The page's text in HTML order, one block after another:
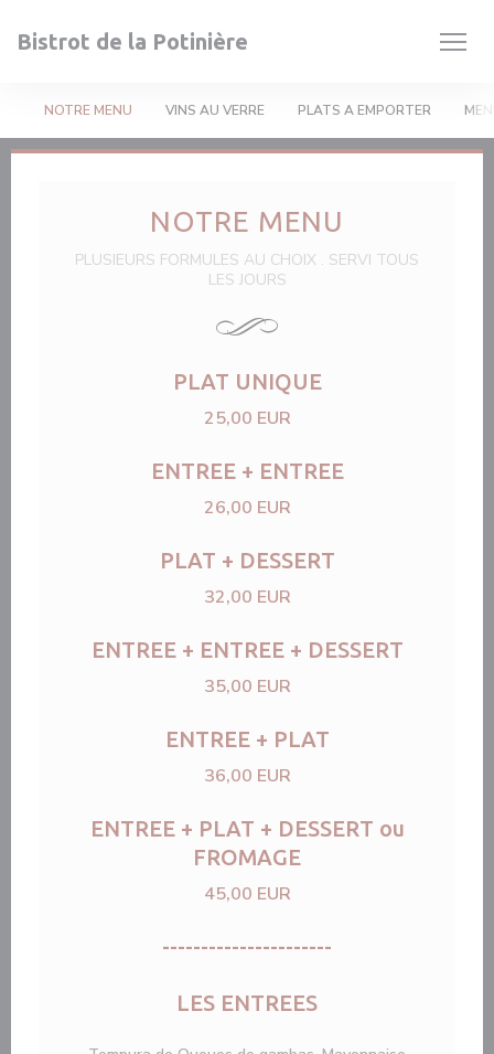
Bistrot de la Potinière
NOTRE MENU
PLUSIEURS FORMULES AU CHOIX . SERVI TOUS
LES JOURS
PLAT UNIQUE
25,00 EUR
ENTREE + ENTREE
26,00 EUR
PLAT + DESSERT
32,00 EUR
ENTREE + ENTREE + DESSERT
35,00 EUR
ENTREE + PLAT
36,00 EUR
ENTREE + PLAT + DESSERT ou
FROMAGE
45,00 EUR
----------------------
LES ENTREES
NOTRE MENU VINS AU VERRE PLATS A EMPORTER